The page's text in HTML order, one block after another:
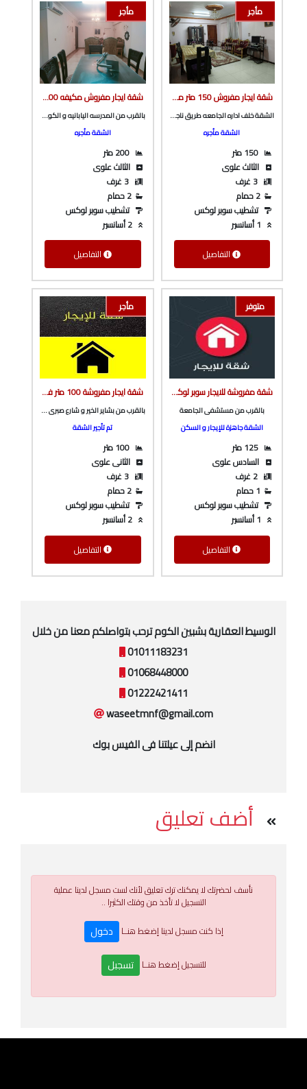
مأجر
شقة ايجار مفروش 150 متر مفروشه بالكامل و مكيفه ف برج بأسانسير خلف ادارة الجامعة من الوسيط العقارية بشبين الكوم
الشقة خلف اداره الجامعه طريق ناجي شتله
الشقة مأجره
الثالث علوى
3 غرف
2 حمام
تشطيب سوبر لوكس
التفاصيل
مأجر
شقة ايجار مفروش مكيفه 200 متر تشطيب و فرش سوبر لوكس ف برج بأسانسير بالقرب من المدرسه اليابانيه و الكوبري العلوى من شركة الوسيط العقارية بشبين الكوم
بالقرب من المدرسه اليابانيه و الكوبري العلوى
الشقة مأجره
200 متر
الثالث علوى
3 غرف
2 حمام
تشطيب سوبر لوكس
2 أسانسير
التفاصيل
متوفر
شقة مفروشة للايجار سوبر لوكس ف برج بأسانسير بالقرب من مستشفى الجامعة من شركة الوسيط العقارية بشبين الكوم
بالقرب من مستشفى الجامعة
الشقة جاهزة للإيجار و السكن
السادس علوى
2 غرف
1 حمام
تشطيب سوبر لوكس
التفاصيل
مأجر
شقة ايجار مفروشة 100 متر فرش هاي سوبر لوكس بالقرب من بشاير الخير و شارع باريس من شركة الوسيط العقارية بشبين الكوم
بالقرب من بشاير الخير و شارع صبرى ابوعلم
تم تأجير الشقة
100 متر
الثانى علوى
3 غرف
2 حمام
تشطيب سوبر لوكس
2 أسانسير
التفاصيل
الوسيط العقارية بشبين الكوم ترحب بتواصلكم معنا من خلال
01011183231
01068448000
01222421411
waseetmnf@gmail.com
انضم إلى عيلتنا فى الفيس بوك
أضف تعليق
نأسف لحضرتك لا يمكنك ترك تعليق لأنك لست مسجل لدينا عملية
التسجيل لا تأخذ من وقتك الكثيرا ..
إذا كنت مسجل لدينا إضغط هنــا
دخول
للتسجيل إضغط هنــا تسجبل